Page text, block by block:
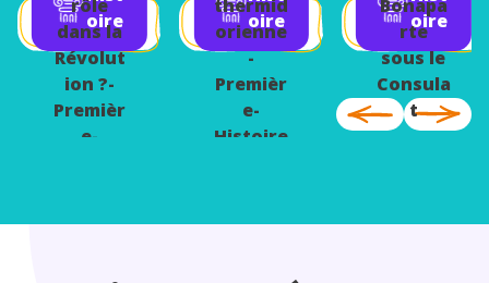
oire
rôle
dans la
Révolut
ion ?-
Premièr
e-
Histoire
oire
thermid
orienne
-
Premièr
e-
Histoire
Histoire
oire
Bonapa
rte
sous le
Consula
t